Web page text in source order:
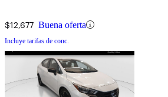
$12,677 Buena oferta
Incluye tarifas de conc.